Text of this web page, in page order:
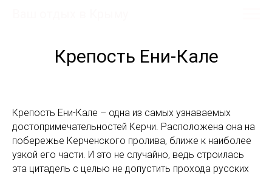
Крепость Ени-Кале
Крепость Ени-Кале – одна из самых узнаваемых
достопримечательностей Керчи. Расположена она на
побережье Керченского пролива, ближе к наиболее
узкой его части. И это не случайно, ведь строилась
эта цитадель с целью не допустить прохода русских